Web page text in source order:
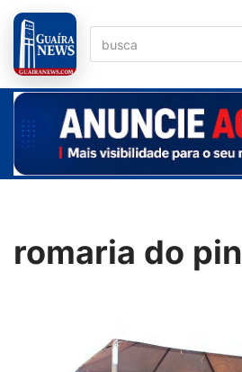
Pular
para
o
conteúdo
romaria do